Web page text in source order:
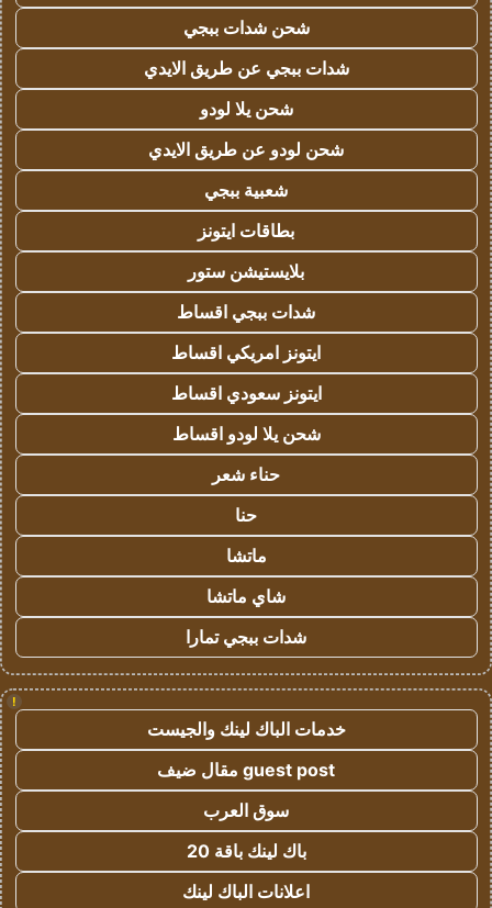
شحن شدات ببجي
شدات ببجي عن طريق الايدي
شحن يلا لودو
شحن لودو عن طريق الايدي
شعبية ببجي
بطاقات ايتونز
بلايستيشن ستور
شدات ببجي اقساط
ايتونز امريكي اقساط
ايتونز سعودي اقساط
شحن يلا لودو اقساط
حناء شعر
حنا
ماتشا
شاي ماتشا
شدات ببجي تمارا
!
خدمات الباك لينك والجيست
guest post مقال ضيف
سوق العرب
باك لينك باقة 20
اعلانات الباك لينك